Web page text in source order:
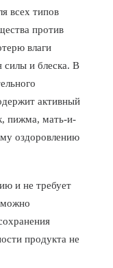
всех типов
против
влаги
силы и блеска. В
активный
пижма, мать-и-
оздоровлению
и не требует
можно
продукта не